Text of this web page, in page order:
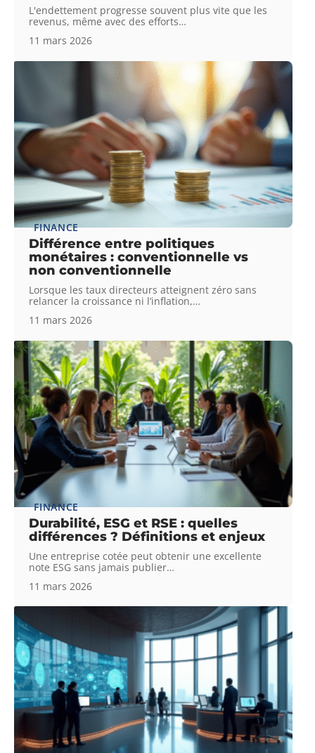
L'endettement progresse souvent plus vite que les
revenus, même avec des efforts…
11 mars 2026
FINANCE
Différence entre politiques
monétaires : conventionnelle vs
non conventionnelle
Lorsque les taux directeurs atteignent zéro sans
relancer la croissance ni l’inflation,…
11 mars 2026
FINANCE
Durabilité, ESG et RSE : quelles
différences ? Définitions et enjeux
Une entreprise cotée peut obtenir une excellente
note ESG sans jamais publier…
11 mars 2026